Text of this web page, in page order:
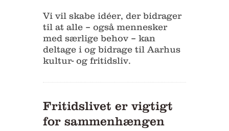
Om Sager der Samler
Bliv medlem
Vi vil skabe idéer, der bidrager
til at alle – også mennesker
med særlige behov – kan
deltage i og bidrage til Aarhus
kultur- og fritidsliv.
Fritidslivet er vigtigt
for sammenhængen